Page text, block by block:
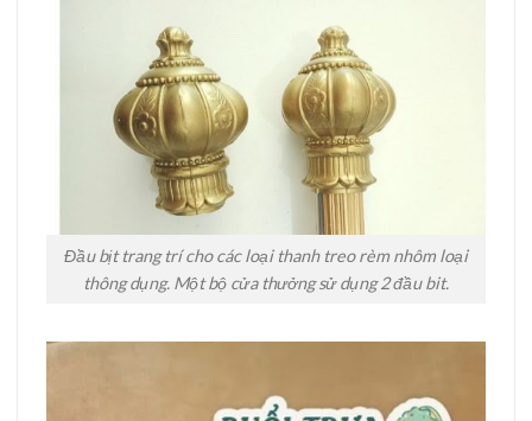
Đầu bịt trang trí cho các loại thanh treo rèm nhôm loại
thông dụng. Một bộ cửa thưởng sử dụng 2 đầu bit.